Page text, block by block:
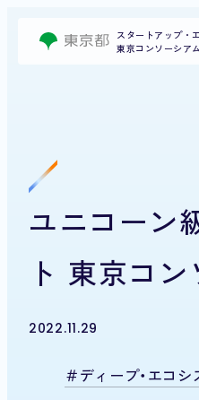
スタートアップ・
東京コンソーシアム
ユニコーン
ト 東京コ
2022.11.29
ディープ・エコ